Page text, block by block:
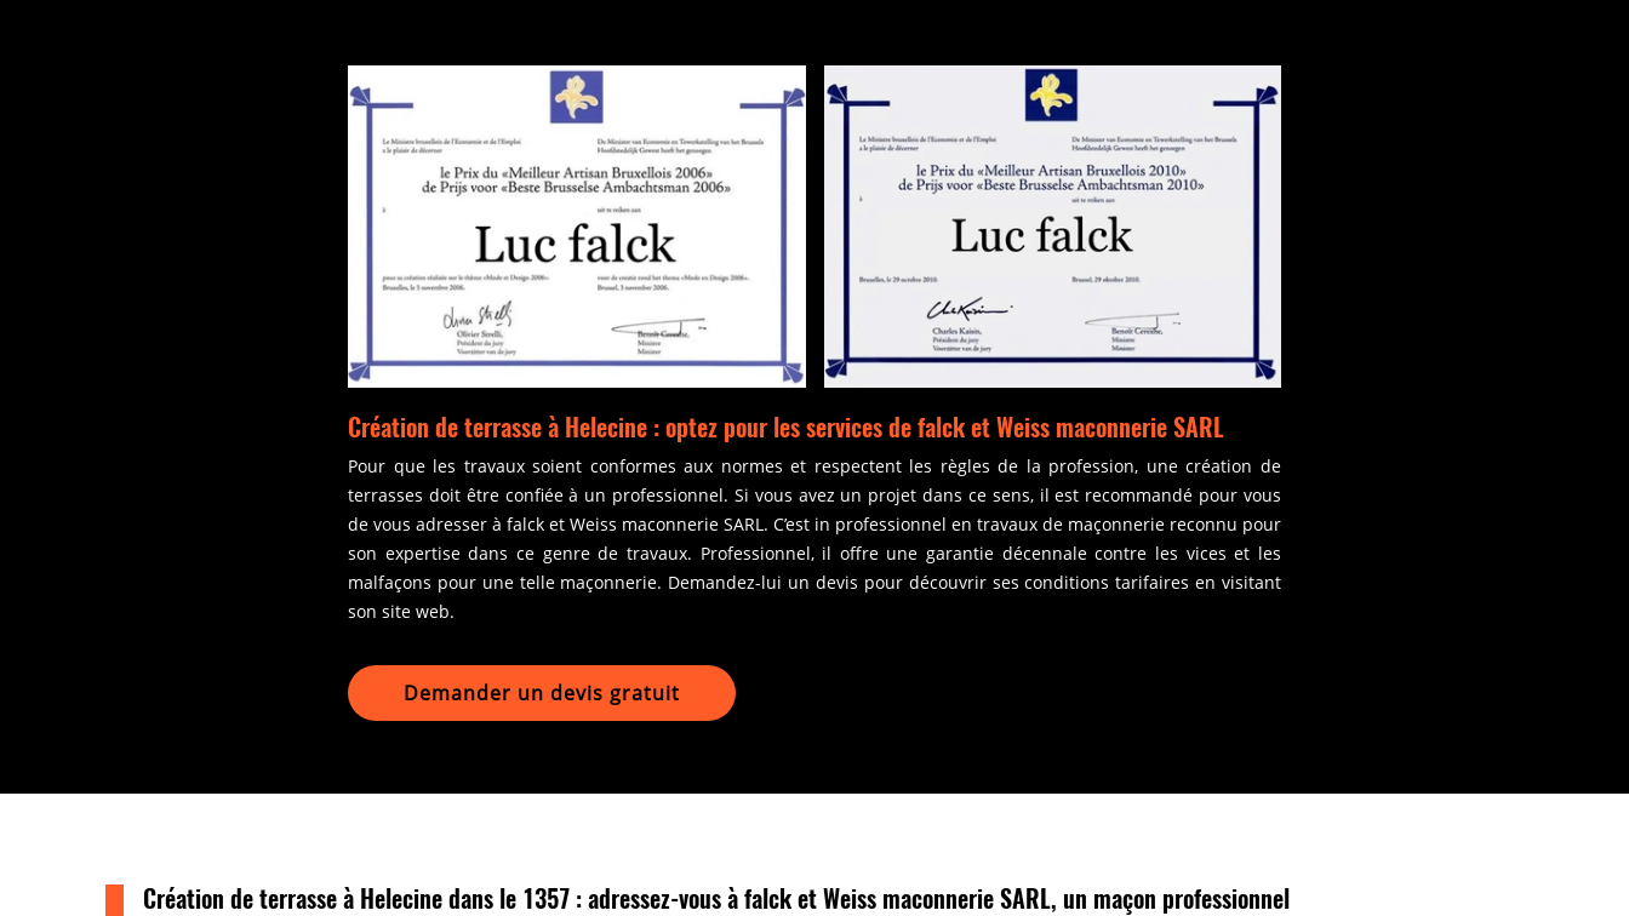
Création de terrasse à Helecine : optez pour les services de falck et Weiss maconnerie SARL
Pour que les travaux soient conformes aux normes et respectent les règles de la profession, une création de
terrasses doit être confiée à un professionnel. Si vous avez un projet dans ce sens, il est recommandé pour vous
de vous adresser à falck et Weiss maconnerie SARL. C’est in professionnel en travaux de maçonnerie reconnu pour
son expertise dans ce genre de travaux. Professionnel, il offre une garantie décennale contre les vices et les
malfaçons pour une telle maçonnerie. Demandez-lui un devis pour découvrir ses conditions tarifaires en visitant
son site web.
Demander un devis gratuit
Création de terrasse à Helecine dans le 1357 : adressez-vous à falck et Weiss maconnerie SARL, un maçon professionnel